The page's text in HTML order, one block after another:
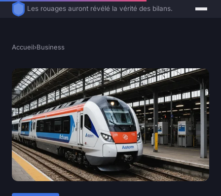
Les rouages auront révélé la vérité des bilans.
Accueil›Business